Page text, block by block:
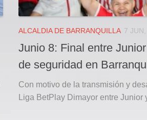
ALCALDIA DE BARRANQUILLA 7
Junio 8: Final entre
de seguridad en
Con motivo de la transmisión y
Liga BetPlay Dimayor entre Junior